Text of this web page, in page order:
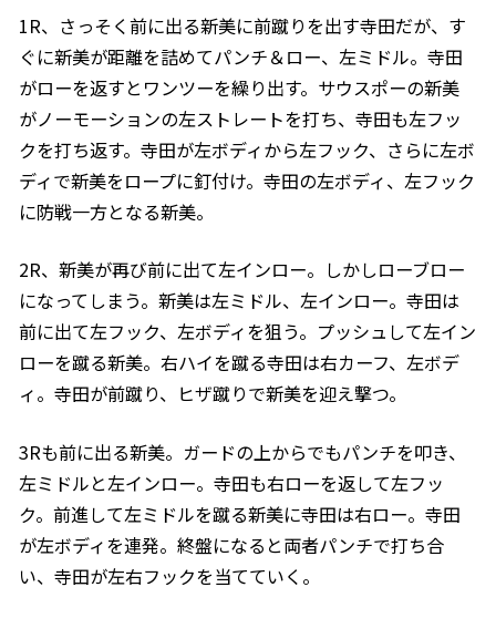
1R、さっそく前に出る新美に前蹴りを出す寺田だが、す
ぐに新美が距離を詰めてパンチ＆ロー、左ミドル。寺田
がローを返すとワンツーを繰り出す。サウスポーの新美
がノーモーションの左ストレートを打ち、寺田も左フッ
クを打ち返す。寺田が左ボディから左フック、さらに左ボ
ディで新美をロープに釘付け。寺田の左ボディ、左フック
に防戦一方となる新美。
2R、新美が再び前に出て左インロー。しかしローブロー
になってしまう。新美は左ミドル、左インロー。寺田は
前に出て左フック、左ボディを狙う。プッシュして左イン
ローを蹴る新美。右ハイを蹴る寺田は右カーフ、左ボデ
ィ。寺田が前蹴り、ヒザ蹴りで新美を迎え撃つ。
3Rも前に出る新美。ガードの上からでもパンチを叩き、
左ミドルと左インロー。寺田も右ローを返して左フッ
ク。前進して左ミドルを蹴る新美に寺田は右ロー。寺田
が左ボディを連発。終盤になると両者パンチで打ち合
い、寺田が左右フックを当てていく。